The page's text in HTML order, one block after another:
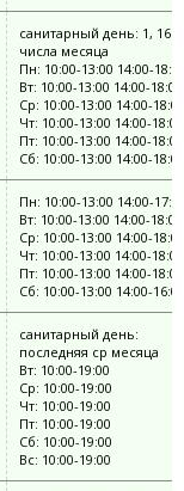
санитарный день: 1, 16
числа месяца
Пн: 10:00-13:00 14:00-
Вт: 10:00-13:00 14:00-18:00
Ср: 10:00-13:00 14:00-18:00
Чт: 10:00-13:00 14:00-18:00
Пт: 10:00-13:00 14:00-18:00
Сб: 10:00-13:00 14:00-18:00
Пн: 10:00-13:00 14:00-
Вт: 10:00-13:00 14:00-18:00
Ср: 10:00-13:00 14:00-18:00
Чт: 10:00-13:00 14:00-18:00
Пт: 10:00-13:00 14:00-18:00
Сб: 10:00-13:00 14:00-16:00
санитарный день:
последняя ср месяца
Вт: 10:00-19:00
Ср: 10:00-19:00
Чт: 10:00-19:00
Пт: 10:00-19:00
Сб: 10:00-19:00
Вс: 10:00-19:00